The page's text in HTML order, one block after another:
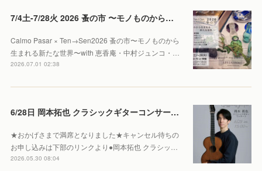
7/4土-7/28火 2026 蚤の市 〜モノものから生まれる新たな世界〜
Calmo Pasar × Ten→Sen2026 蚤の市〜モノものから
生まれる新たな世界〜with 恵香庵・中村ジュンコ・…
2026.07.01 02:38
6/28日 岡本拓也 クラシックギターコンサート 【Sold out】
★おかげさまで満席となりました★キャンセル待ちの
お申し込みは下部のリンクより●岡本拓也 クラシッ…
2026.05.30 08:04